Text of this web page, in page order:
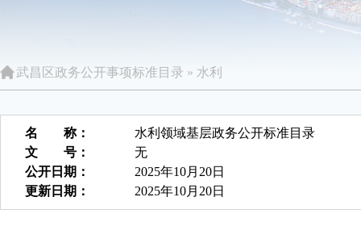
武昌区政务公开事项标准目录 » 水利
名 称：
水利领域基层政务公开标准目录
文 号：
无
公开日期：
2025年10月20日
更新日期：
2025年10月20日